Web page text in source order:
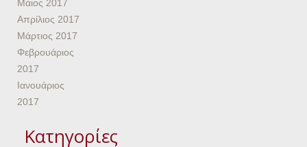
Μάιος 2017
Απρίλιος 2017
Μάρτιος 2017
Φεβρουάριος
2017
Ιανουάριος
2017
Kατηγορίες